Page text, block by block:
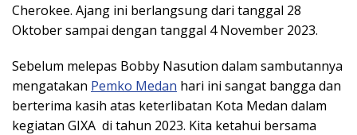
Cherokee. Ajang ini berlangsung dari tanggal 28
Oktober sampai dengan tanggal 4 November 2023.
Sebelum melepas Bobby Nasution dalam sambutannya
mengatakan Pemko Medan hari ini sangat bangga dan
berterima kasih atas keterlibatan Kota Medan dalam
kegiatan GIXA di tahun 2023. Kita ketahui bersama